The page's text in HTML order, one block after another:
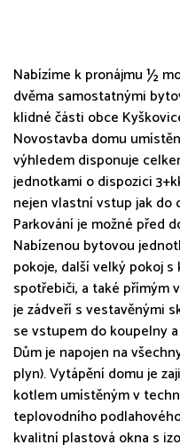
Nabízíme k pronájmu ½
dvěma samostatnými
klidné části obce
Novostavba domu
výhledem disponuje
jednotkami o dispozici
nejen vlastní vstup jak do
Parkování je možné před
Nabízenou bytovou
pokoje, další velký pokoj
spotřebiči, a také přímým
je zádveří s vestavěnými
se vstupem do koupelny
Dům je napojen na
plyn). Vytápění domu je
kotlem umístěným v
teplovodního
kvalitní plastová okna s